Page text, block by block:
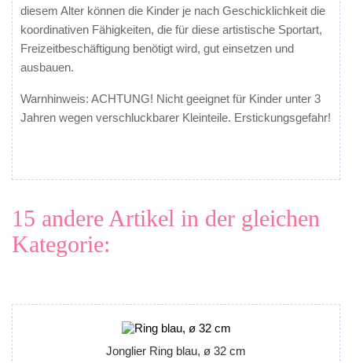
diesem Alter können die Kinder je nach Geschicklichkeit die
koordinativen Fähigkeiten, die für diese artistische Sportart,
Freizeitbeschäftigung benötigt wird, gut einsetzen und
ausbauen.
Warnhinweis: ACHTUNG! Nicht geeignet für Kinder unter 3
Jahren wegen verschluckbarer Kleinteile. Erstickungsgefahr!
15 andere Artikel in der gleichen
Kategorie:
  
Jonglier Ring blau, ø 32 cm